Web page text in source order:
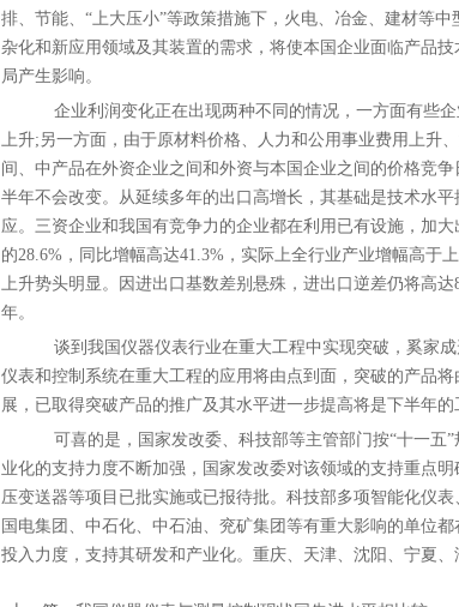
排、节能、“上大压小”等政策措施下，火电、冶金、建材等
杂化和新应用领域及其装置的需求，将使本国企业面临产品
局产生影响。
企业利润变化正在出现两种不同的情况，一方面有些
上升;另一方面，由于原材料价格、人力和公用事业费用上升
间、中产品在外资企业之间和外资与本国企业之间的价格竞
半年不会改变。从延续多年的出口高增长，其基础是技术水
应。三资企业和我国有竞争力的企业都在利用已有设施，加
的28.6%，同比增幅高达41.3%，实际上全行业产业增幅高
上升势头明显。因进出口基数差别悬殊，进出口逆差仍将高
年。
谈到我国仪器仪表行业在重大工程中实现突破，奚家
仪表和控制系统在重大工程的应用将由点到面，突破的产品
展，已取得突破产品的推广及其水平进一步提高将是下半年的
可喜的是，国家发改委、科技部等主管部门按“十一五”
业化的支持力度不断加强，国家发改委对该领域的支持重点
压变送器等项目已批实施或已报待批。科技部多项智能化仪
国电集团、中石化、中石油、兖矿集团等有重大影响的单位
投入力度，支持其研发和产业化。重庆、天津、沈阳、宁夏